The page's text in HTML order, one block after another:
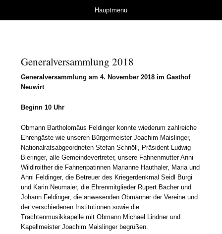
Herzlich Willkommen
bei der Kameradschaft
Hauptmenü
Generalversammlung 2018
Generalversammlung am 4. November 2018 im Gasthof
Neuwirt
Beginn 10 Uhr
Obmann Bartholomäus Feldinger konnte wiederum zahlreiche
Ehrengäste wie unseren Bürgermeister Joachim Maislinger,
Nationalratsabgeordneten Stefan Schnöll, Präsident Ludwig
Bieringer, alle Gemeindevertreter, unsere Fahnenmutter Anni
Wildlroither die Fahnenpatinnen Marianne Hauthaler, Maria und
Anni Feldinger, die Betreuer des Kriegerdenkmal Seidl Burgi
und Karin Neumaier, die Ehrenmitglieder Rupert Bacher und
Johann Feldinger, die anwesenden Obmänner der Vereine und
der verschiedenen Institutionen sowie die
Trachtenmusikkapelle mit Obmann Michael Lindner und
Kapellmeister Joachim Maislinger begrüßen.